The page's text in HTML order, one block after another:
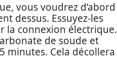
vous voudrez d’abord
dessus. Essuyez-les
la connexion électrique.
de soude et
minutes. Cela décollera